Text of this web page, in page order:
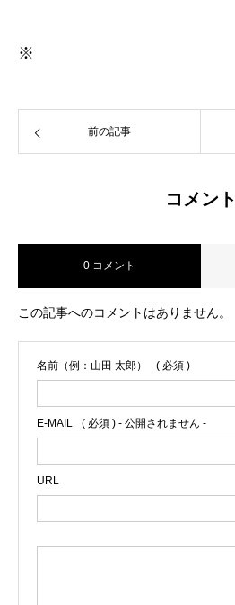
※
前の記事
コメント
0 コメント
この記事へのコメントはありません。
名前（例：山田 太郎） ( 必須 )
E-MAIL ( 必須 ) - 公開されません -
URL